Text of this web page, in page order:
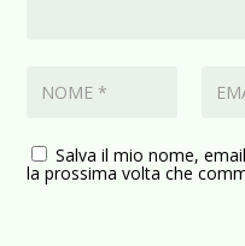
Salva il mio nome,
la prossima volta che